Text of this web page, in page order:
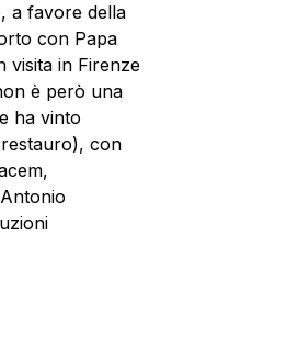
a favore della
con Papa
visita in Firenze
è però una
ha vinto
con